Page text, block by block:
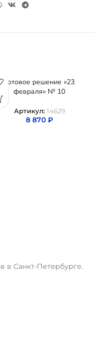
Готовое решение «23
февраля» № 10
Артикул: 14629
8 870 ₽
в Санкт-Петербурге.